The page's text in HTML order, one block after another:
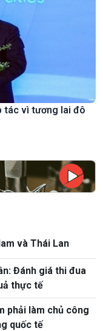
tác vì tương lai đô
và Thái Lan
Đánh giá thi đua
thực tế
phải làm chủ công
quốc tế